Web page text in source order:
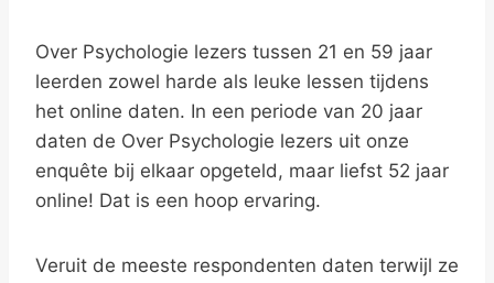
Over Psychologie lezers tussen 21 en 59 jaar
leerden zowel harde als leuke lessen tijdens
het online daten. In een periode van 20 jaar
daten de Over Psychologie lezers uit onze
enquête bij elkaar opgeteld, maar liefst 52 jaar
online! Dat is een hoop ervaring.
Veruit de meeste respondenten daten terwijl ze